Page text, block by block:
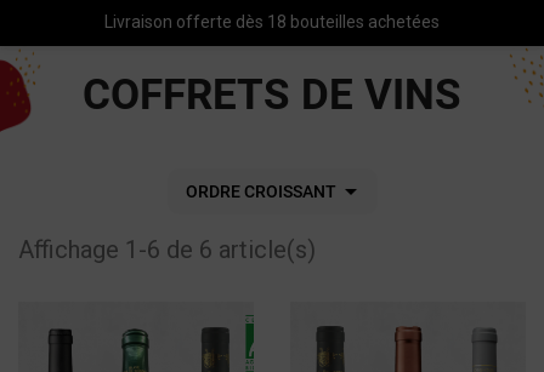
Livraison offerte dès 18 bouteilles achetées
COFFRETS DE VINS
ORDRE CROISSANT 
Affichage 1-6 de 6 article(s)